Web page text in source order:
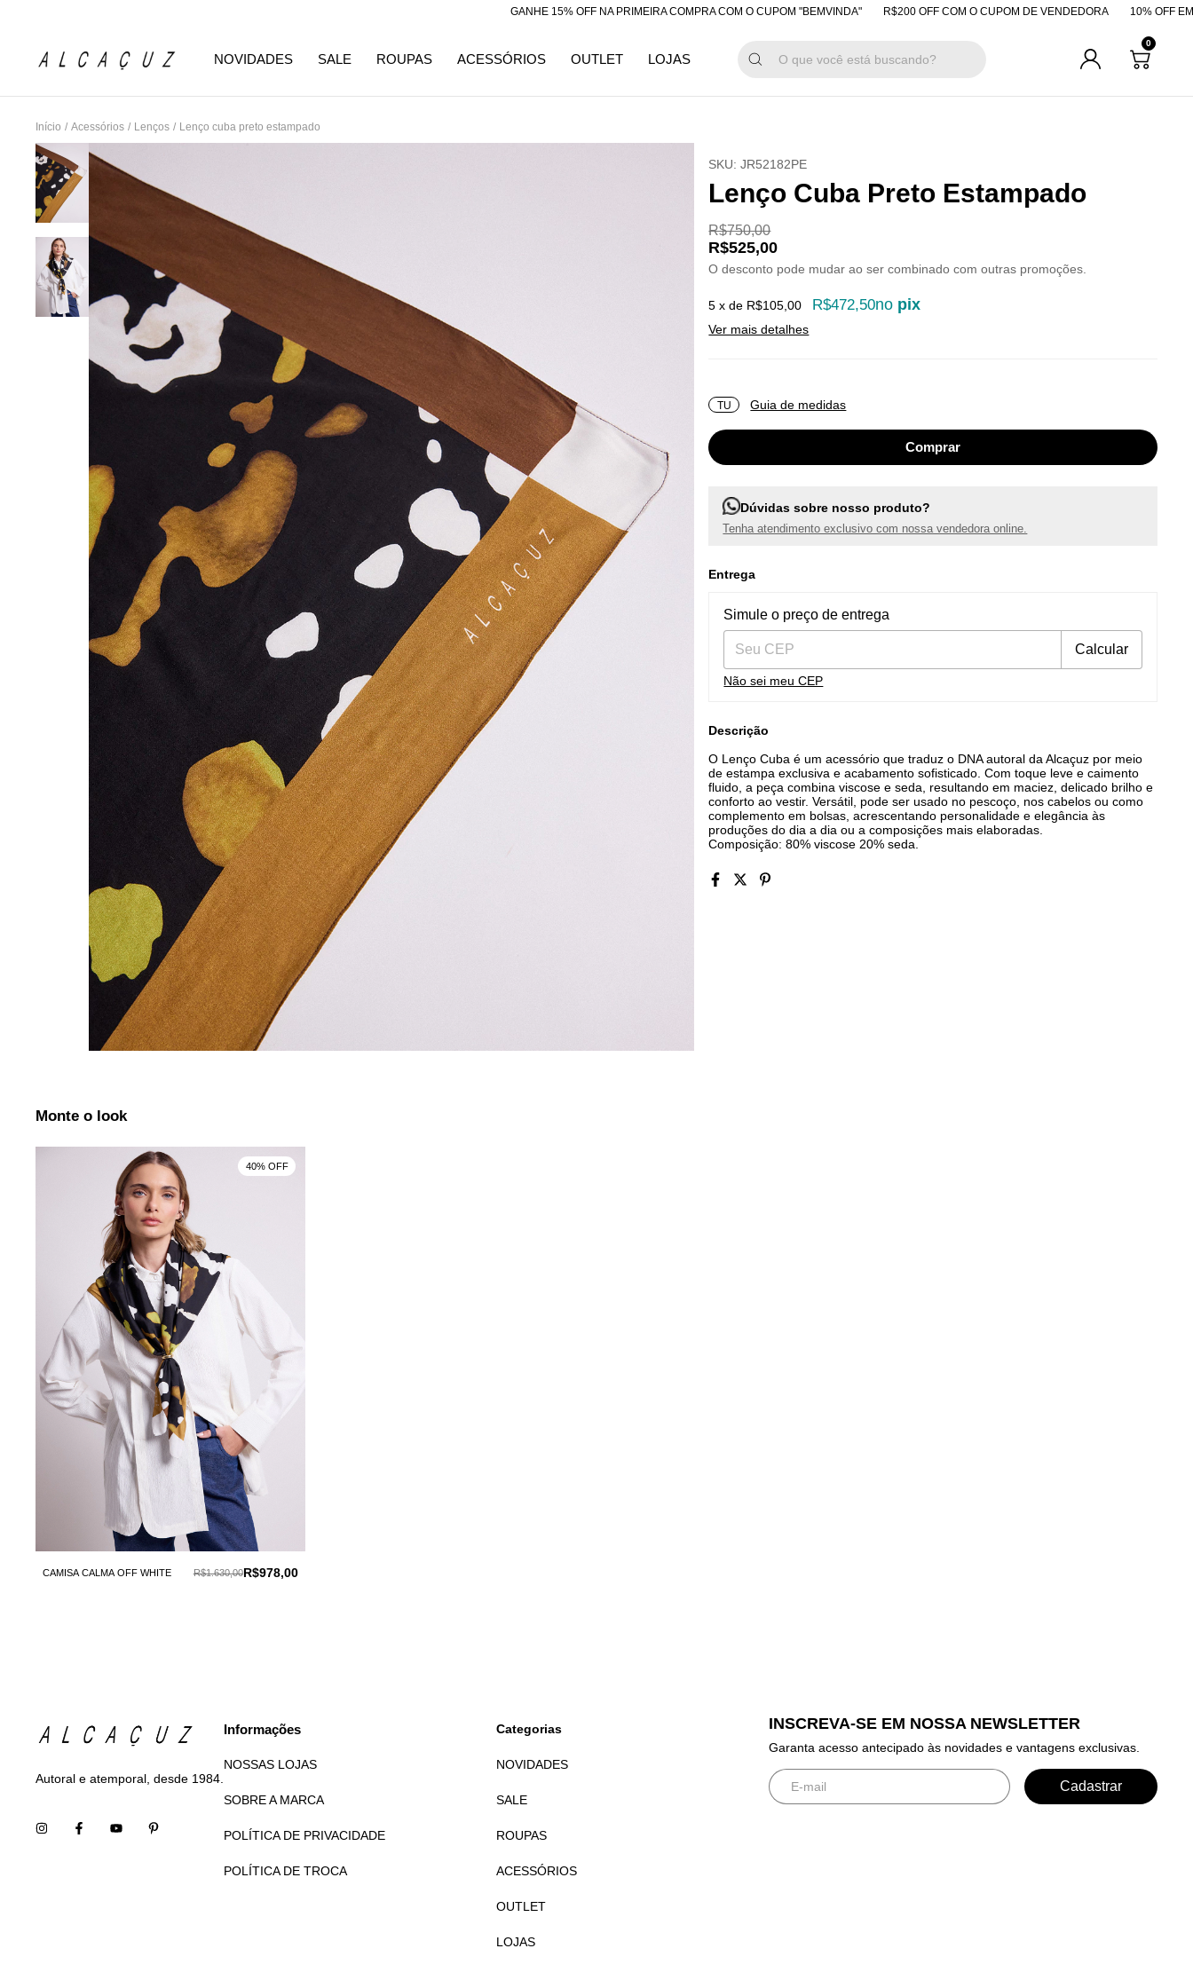
GANHE 15% OFF NA PRIMEIRA COMPRA COM O CUPOM "BEMVINDA" R$200 OFF COM O CUPOM DE VENDEDORA 10% OFF EM
NOVIDADES SALE ROUPAS ACESSÓRIOS OUTLET LOJAS
0
Início / Acessórios / Lenços / Lenço cuba preto estampado
SKU:JR52182PE
Lenço Cuba Preto Estampado
R$750,00
R$525,00
O desconto pode mudar ao ser combinado com outras promoções.
5 x de R$105,00 R$472,50no pix
Ver mais detalhes
TU Guia de medidas
Dúvidas sobre nosso produto?
Tenha atendimento exclusivo com nossa vendedora online.
Entrega
Entregas para o CEP:
Simule o preço de entrega
Calcular
Não sei meu CEP
Descrição
O Lenço Cuba é um acessório que traduz o DNA autoral da Alcaçuz por meio
de estampa exclusiva e acabamento sofisticado. Com toque leve e caimento
fluido, a peça combina viscose e seda, resultando em maciez, delicado brilho e
conforto ao vestir. Versátil, pode ser usado no pescoço, nos cabelos ou como
complemento em bolsas, acrescentando personalidade e elegância às
produções do dia a dia ou a composições mais elaboradas.
Composição: 80% viscose 20% seda.
Monte o look
CAMISA CALMA OFF WHITE R$978,00
R$1.630,00
40% OFF
Autoral e atemporal, desde 1984.
Informações
NOSSAS LOJAS
SOBRE A MARCA
POLÍTICA DE PRIVACIDADE
POLÍTICA DE TROCA
Categorias
NOVIDADES
SALE
ROUPAS
ACESSÓRIOS
OUTLET
LOJAS
INSCREVA-SE EM NOSSA NEWSLETTER
Garanta acesso antecipado às novidades e vantagens exclusivas.